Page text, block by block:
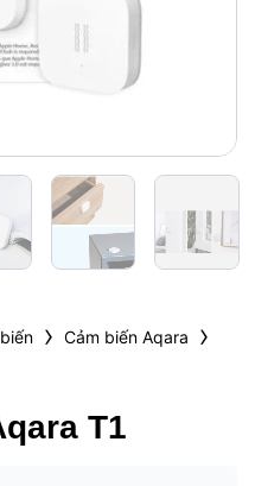
› Cảm biến Aqara ›
T1